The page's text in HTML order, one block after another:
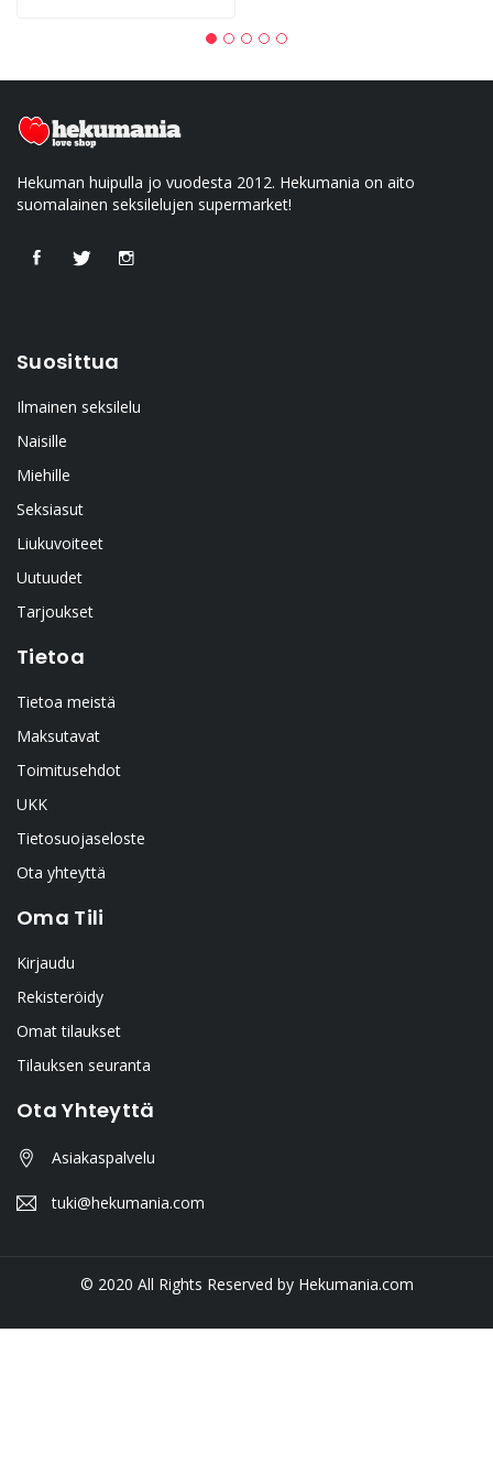
Hekuman huipulla jo vuodesta 2012. Hekumania on aito
suomalainen seksilelujen supermarket!
Suosittua
Ilmainen seksilelu
Naisille
Miehille
Seksiasut
Liukuvoiteet
Uutuudet
Tarjoukset
Tietoa
Tietoa meistä
Maksutavat
Toimitusehdot
UKK
Tietosuojaseloste
Ota yhteyttä
Oma Tili
Kirjaudu
Rekisteröidy
Omat tilaukset
Tilauksen seuranta
Ota Yhteyttä
Asiakaspalvelu
tuki@hekumania.com
© 2020 All Rights Reserved by Hekumania.com